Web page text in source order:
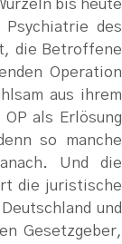
bis heute
des
die Betroffene
Operation
aus ihrem
als Erlösung
so manche
Und die
die juristische
und
Gesetzgeber,